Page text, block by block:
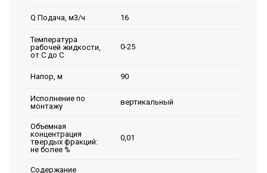
Q Подача, м3/ч 16
Температура
рабочей жидкости,
от С до С
0-25
Напор, м 90
Исполнение по
монтажу
вертикальный
Объемная
концентрация
твердых фракций:
не более %
0,01
Содержание